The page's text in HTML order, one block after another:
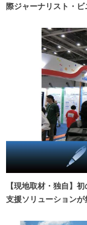
際ジャーナリスト・ビ
【現地取材・独自】
支援ソリューションが